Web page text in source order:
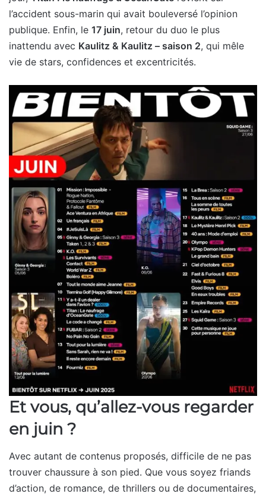
l’accident sous-marin qui avait bouleversé l’opinion
publique. Enfin, le 17 juin, retour du duo le plus
inattendu avec Kaulitz & Kaulitz – saison 2, qui mêle
vie de stars, confidences et excentricités.
Et vous, qu’allez-vous regarder
en juin ?
Avec autant de contenus proposés, difficile de ne pas
trouver chaussure à son pied. Que vous soyez friands
d’action, de romance, de thrillers ou de documentaires,